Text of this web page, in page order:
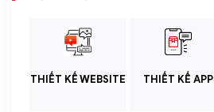
THIẾT KẾ WEBSITE THIẾT KẾ APP